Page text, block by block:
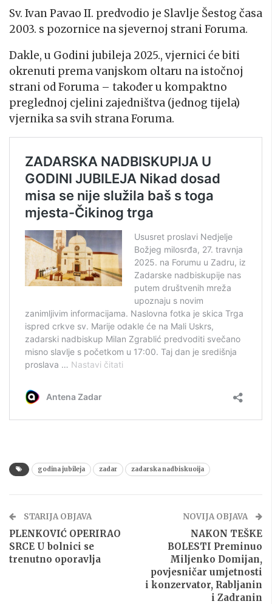
Sv. Ivan Pavao II. predvodio je Slavlje Šestog časa
2003. s pozornice na sjevernoj strani Foruma.
Dakle, u Godini jubileja 2025., vjernici će biti
okrenuti prema vanjskom oltaru na istočnoj
strani od Foruma – također u kompaktno
preglednoj cjelini zajedništva (jednog tijela)
vjernika sa svih strana Foruma.
godina jubileja zadar zadarska nadbiskuoija
STARIJA OBJAVA
PLENKOVIĆ OPERIRAO
SRCE U bolnici se
trenutno oporavlja
NOVIJA OBJAVA
NAKON TEŠKE
BOLESTI Preminuo
Miljenko Domijan,
povjesničar umjetnosti
i konzervator, Rabljanin
i Zadranin